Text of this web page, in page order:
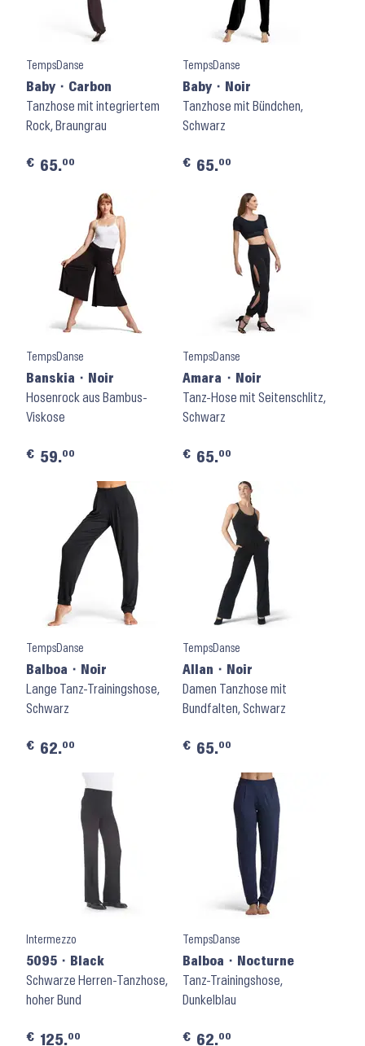
TempsDanse
Baby ⬝ Carbon
Tanzhose mit integriertem
Rock, Braungrau
€ 65.00
TempsDanse
Baby ⬝ Noir
Tanzhose mit Bündchen,
Schwarz
€ 65.00
TempsDanse
Banskia ⬝ Noir
Hosenrock aus Bambus-
Viskose
€ 59.00
TempsDanse
Amara ⬝ Noir
Tanz-Hose mit Seitenschlitz,
Schwarz
€ 65.00
TempsDanse
Balboa ⬝ Noir
Lange Tanz-Trainingshose,
Schwarz
€ 62.00
TempsDanse
Allan ⬝ Noir
Damen Tanzhose mit
Bundfalten, Schwarz
€ 65.00
Intermezzo
5095 ⬝ Black
Schwarze Herren-Tanzhose,
hoher Bund
€ 125.00
TempsDanse
Balboa ⬝ Nocturne
Tanz-Trainingshose,
Dunkelblau
€ 62.00